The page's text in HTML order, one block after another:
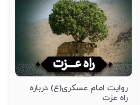
روایت امام عسکری(ع) درباره
راه عزت